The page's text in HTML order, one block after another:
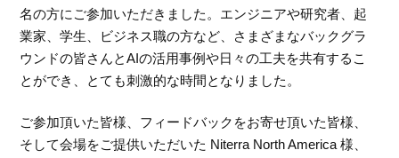
名の方にご参加いただきました。エンジニアや研究者、起
業家、学生、ビジネス職の方など、さまざまなバックグラ
ウンドの皆さんとAIの活用事例や日々の工夫を共有するこ
とができ、とても刺激的な時間となりました。
ご参加頂いた皆様、フィードバックをお寄せ頂いた皆様、
そして会場をご提供いただいた Niterra North America 様、